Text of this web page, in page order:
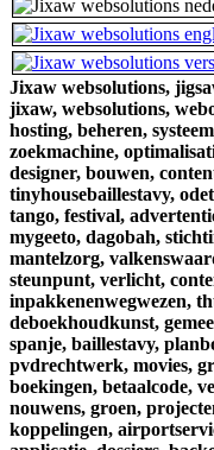
Jixaw websolutions,
jixaw, websolutions,
hosting, beheren,
zoekmachine,
designer, bouwen,
tinyhousebaillestavy,
tango, festival,
mygeeto, dagobah,
mantelzorg,
steunpunt, verlicht,
inpakkenenwegwezen,
deboekhoudkunst,
spanje, baillestavy,
pvdrechtwerk, movies,
boekingen, betaalcode,
nouwens, groen,
koppelingen,